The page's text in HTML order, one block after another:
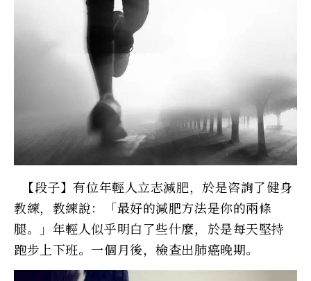
【段子】有位年輕人立志減肥，於是咨詢了健身
教練，教練說：「最好的減肥方法是你的兩條
腿。」年輕人似乎明白了些什麼，於是每天堅持
跑步上下班。一個月後，檢查出肺癌晚期。